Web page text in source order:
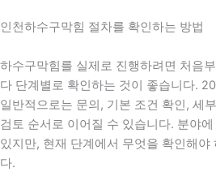
인천하수구막힘 절차를 확인하는 방법
하수구막힘를 실제로 진행하려면 처음
다 단계별로 확인하는 것이 좋습니다.
일반적으로는 문의, 기본 조건 확인, 세
검토 순서로 이어질 수 있습니다. 분야
있지만, 현재 단계에서 무엇을 확인해야
다.